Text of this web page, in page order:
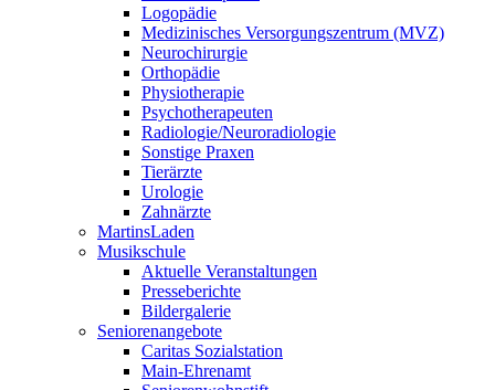
Logopädie
Medizinisches Versorgungszentrum (MVZ)
Neurochirurgie
Orthopädie
Physiotherapie
Psychotherapeuten
Radiologie/Neuroradiologie
Sonstige Praxen
Tierärzte
Urologie
Zahnärzte
MartinsLaden
Musikschule
Aktuelle Veranstaltungen
Presseberichte
Bildergalerie
Seniorenangebote
Caritas Sozialstation
Main-Ehrenamt